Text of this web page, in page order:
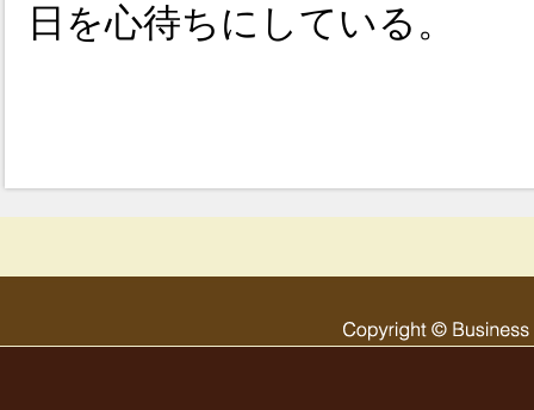
日を心待ちにしている。